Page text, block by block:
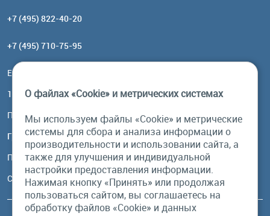
+7 (495) 822-40-20
+7 (495) 710-75-95
Email:
117485, Москва, ул. Профсоюзная, 84/32, корп 1
Посмотреть на карте
График работы
Пн-Пт: с 10:00 до 18:00
Сб, Вс: выходной
О файлах «Cookie» и метрических системах
Мы используем файлы «Cookie» и метрические
системы для сбора и анализа информации о
производительности и использовании сайта, а
также для улучшения и индивидуальной
настройки предоставления информации.
Нажимая кнопку «Принять» или продолжая
пользоваться сайтом, вы соглашаетесь на
обработку файлов «Cookie» и данных